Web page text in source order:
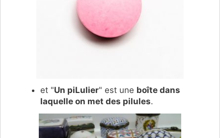
et "Un piLulier" est une boîte dans
laquelle on met des pilules.